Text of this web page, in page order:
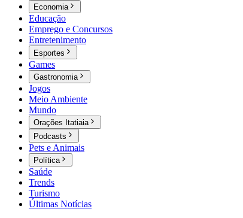
Economia
Educação
Emprego e Concursos
Entretenimento
Esportes
Games
Gastronomia
Jogos
Meio Ambiente
Mundo
Orações Itatiaia
Podcasts
Pets e Animais
Política
Saúde
Trends
Turismo
Últimas Notícias